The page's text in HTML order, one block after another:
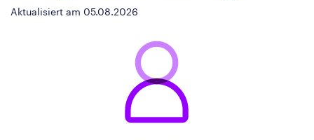
Aktualisiert am 05.08.2026